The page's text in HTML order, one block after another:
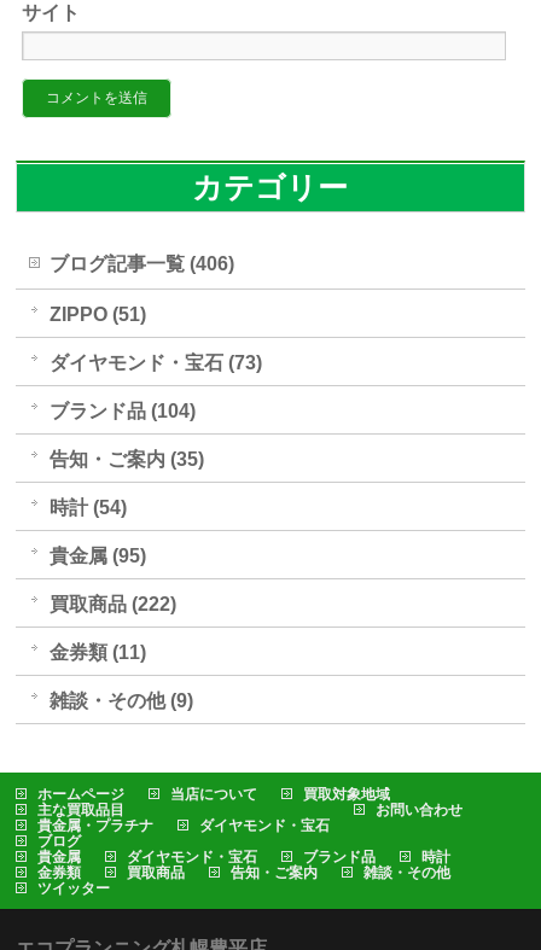
サイト
カテゴリー
ブログ記事一覧 (406)
ZIPPO (51)
ダイヤモンド・宝石 (73)
ブランド品 (104)
告知・ご案内 (35)
時計 (54)
貴金属 (95)
買取商品 (222)
金券類 (11)
雑談・その他 (9)
ホームページ 当店について
買取対象地域
主な買取品目
貴金属・プラチナ
ダイヤモンド・宝石
お問い合わせ
ブログ
貴金属
ダイヤモンド・宝石 ブランド品
時計
金券類
買取商品 告知・ご案内
雑談・その他
ツイッター